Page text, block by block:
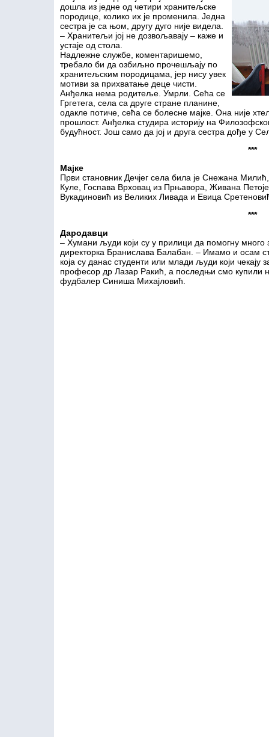
дошла из једне од четири хранитељске
породице, колико их је променила. Једна
сестра је са њом, другу дуго није видела.
– Хранитељи јој не дозвољавају – каже и
устаје од стола.
Надлежне службе, коментаришемо,
требало би да озбиљно прочешљају по
хранитељским породицама, јер нису увек
мотиви за прихвaтање деце чисти.
Анђелка нема родитеље. Умрли. Сећа се
Гргетега, села са друге стране планине,
одакле потиче, сећа се болесне мајке. Она није
прошлост. Анђелка студира историју на
будућност. Још само да јој и друга сестра дође у
***
Мајке
Први становник Дечјег села била је Снежана
Куле, Госпава Врховац из Прњавора, Живана
Вукадиновић из Великих Ливада и Евица
***
Дародавци
– Хумани људи који су у прилици да помогну много
директорка Бранислава Балабан. – Имамо и осам
која су данас студенти или млади људи који
професор др Лазар Ракић, а последњи смо купили
фудбалер Синиша Михајловић.